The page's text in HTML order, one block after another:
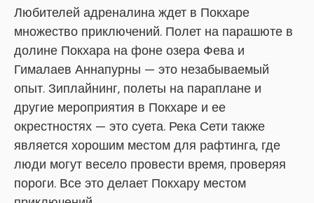
Любителей адреналина ждет в Покхаре
множество приключений. Полет на парашюте в
долине Покхара на фоне озера Фева и
Гималаев Аннапурны — это незабываемый
опыт. Зиплайнинг, полеты на параплане и
другие мероприятия в Покхаре и ее
окрестностях — это суета. Река Сети также
является хорошим местом для рафтинга, где
люди могут весело провести время, проверяя
пороги. Все это делает Покхару местом